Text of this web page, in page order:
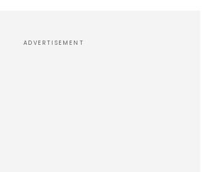
ADVERTISEMENT